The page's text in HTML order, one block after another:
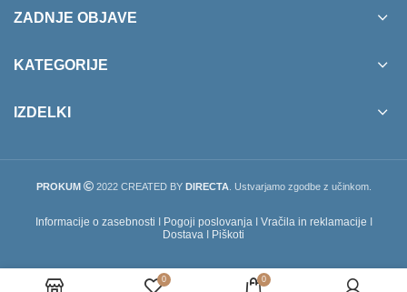
ZADNJE OBJAVE
KATEGORIJE
IZDELKI
PROKUM 2022 CREATED BY DIRECTA . Ustvarjamo zgodbe z učinkom.
Informacije o zasebnosti Pogoji poslovanjaI Vračila in reklamacije
Dostava
Piškoti
0 0